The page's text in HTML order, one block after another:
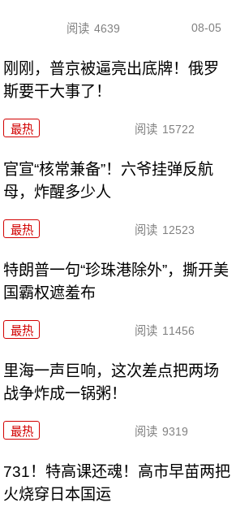
阅读 4639 08-05
刚刚，普京被逼亮出底牌！俄罗
斯要干大事了！
最热 阅读 15722
官宣“核常兼备”！六爷挂弹反航
母，炸醒多少人
最热 阅读 12523
特朗普一句“珍珠港除外”，撕开美
国霸权遮羞布
最热 阅读 11456
里海一声巨响，这次差点把两场
战争炸成一锅粥！
最热 阅读 9319
731！特高课还魂！高市早苗两把
火烧穿日本国运